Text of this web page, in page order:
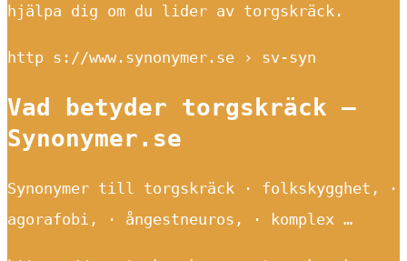
hjälpa dig om du lider av torgskräck.
http s://www.synonymer.se › sv-syn
Vad betyder torgskräck –
Synonymer.se
Synonymer till torgskräck · folkskygghet, ·
agorafobi, · ångestneuros, · komplex …